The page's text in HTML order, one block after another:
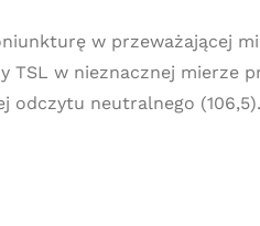
w przeważającej
w nieznacznej mierze
odczytu neutralnego